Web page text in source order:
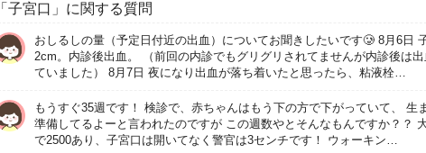
「子宮口」に関する質問
おしるしの量（予定日付近の出血）についてお聞きしたいです🥲 8月6日
2cm。内診後出血。 （前回の内診でもグリグリされてませんが内診後は出
ていました） 8月7日 夜になり出血が落ち着いたと思ったら、粘液栓…
もうすぐ35週です！ 検診で、赤ちゃんはもう下の方で下がっていて、 生
準備してるよーと言われたのですが この週数やとそんなもんですか？？
で2500あり、子宮口は開いてなく警官は3センチです！ ウォーキン…